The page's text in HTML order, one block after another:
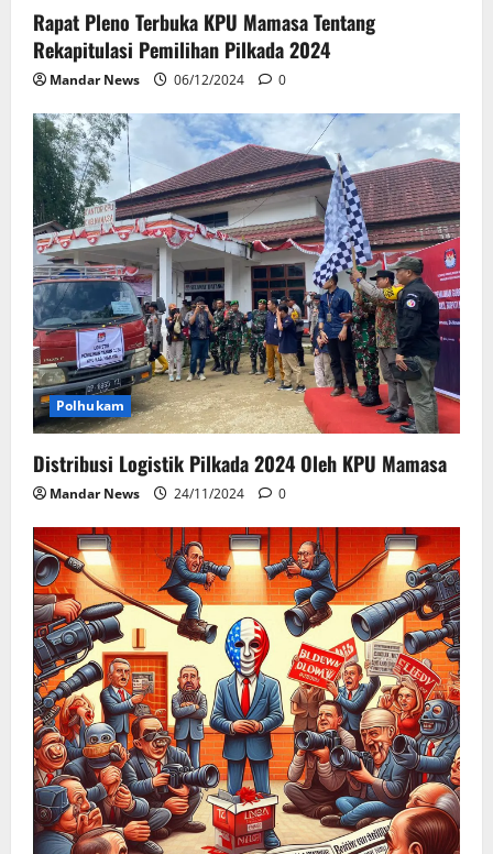
Rapat Pleno Terbuka KPU Mamasa Tentang
Rekapitulasi Pemilihan Pilkada 2024
Mandar News 06/12/2024 0
Polhukam
Distribusi Logistik Pilkada 2024 Oleh KPU Mamasa
Mandar News 24/11/2024 0